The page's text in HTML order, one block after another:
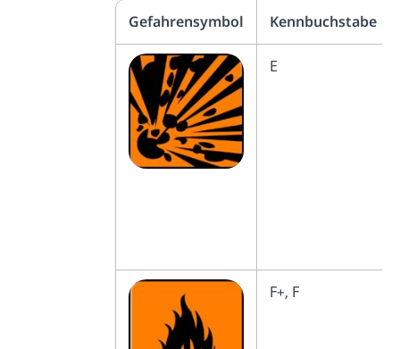
Gefahrensymbol Kennbuchstabe
E
F+, F